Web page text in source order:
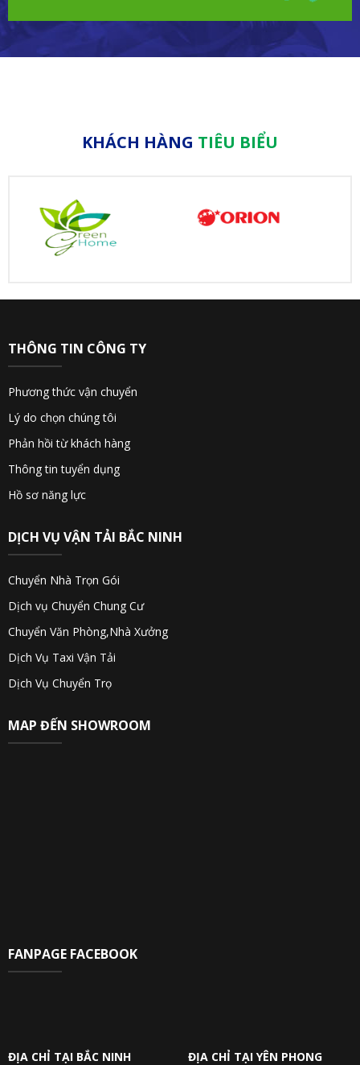
KHÁCH HÀNG TIÊU BIỂU
THÔNG TIN CÔNG TY
Phương thức vận chuyển
Lý do chọn chúng tôi
Phản hồi từ khách hàng
Thông tin tuyển dụng
Hồ sơ năng lực
DỊCH VỤ VẬN TẢI BẮC NINH
Chuyển Nhà Trọn Gói
Dịch vụ Chuyển Chung Cư
Chuyển Văn Phòng,Nhà Xưởng
Dịch Vụ Taxi Vận Tải
Dịch Vụ Chuyển Trọ
MAP ĐẾN SHOWROOM
FANPAGE FACEBOOK
ĐỊA CHỈ TẠI BẮC NINH ĐỊA CHỈ TẠI YÊN PHONG